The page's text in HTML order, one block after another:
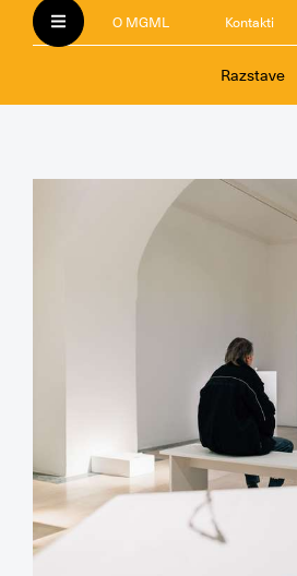
O MGML Kontakti
Razstave